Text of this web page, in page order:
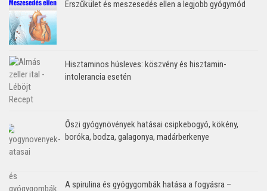
Érszűkület és meszesedés ellen a legjobb gyógymód
Hisztaminos húsleves: köszvény és hisztamin-
intolerancia esetén
Őszi gyógynövények hatásai csipkebogyó, kökény,
boróka, bodza, galagonya, madárberkenye
A spirulina és gyógygombák hatása a fogyásra –